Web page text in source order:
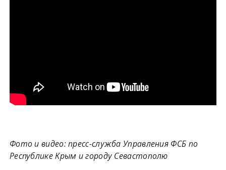
Фото и видео: пресс-служба Управления ФСБ по
Республике Крым и городу Севастополю